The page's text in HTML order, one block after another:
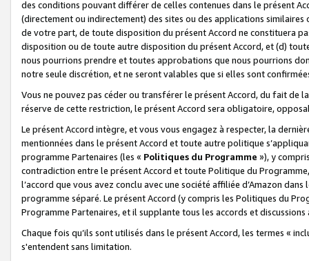
des conditions pouvant différer de celles contenues dans le présent
(directement ou indirectement) des sites ou des applications
de votre part, de toute disposition du présent Accord ne constituera
disposition ou de toute autre disposition du présent Accord, et (d)
nous pourrions prendre et toutes approbations que nous pourrions
notre seule discrétion, et ne seront valables que si elles sont
Vous ne pouvez pas céder ou transférer le présent Accord, du fait de
réserve de cette restriction, le présent Accord sera obligatoire,
Le présent Accord intègre, et vous vous engagez à respecter, la
mentionnées dans le présent Accord et toute autre politique
programme Partenaires (les « Politiques du Programme »), y
contradiction entre le présent Accord et toute Politique du
l’accord que vous avez conclu avec une société affiliée d’Amazon
programme séparé. Le présent Accord (y compris les Politiques du
Programme Partenaires, et il supplante tous les accords et discussions
Chaque fois qu’ils sont utilisés dans le présent Accord, les termes «
s'entendent sans limitation.